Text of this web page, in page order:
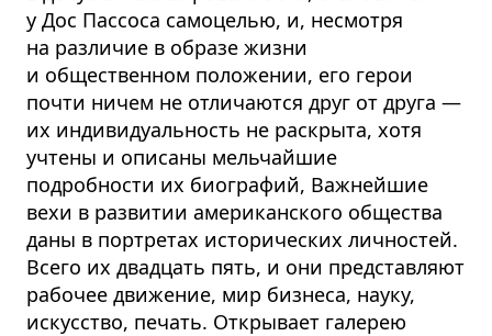
у Дос Пассоса самоцелью, и, несмотря
на различие в образе жизни
и общественном положении, его герои
почти ничем не отличаются друг от друга —
их индивидуальность не раскрыта, хотя
учтены и описаны мельчайшие
подробности их биографий, Важнейшие
вехи в развитии американского общества
даны в портретах исторических личностей.
Всего их двадцать пять, и они представляют
рабочее движение, мир бизнеса, науку,
искусство, печать. Открывает галерею